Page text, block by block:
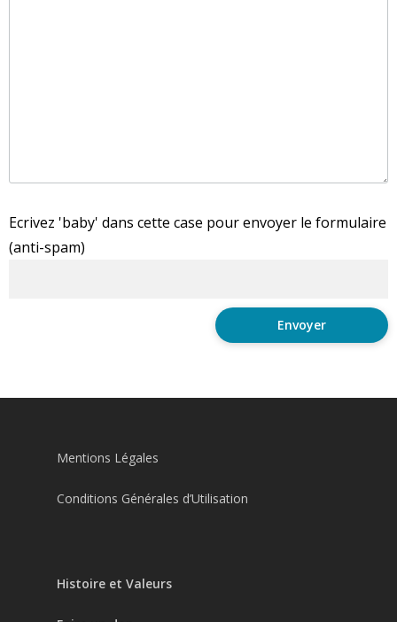
Ecrivez 'baby' dans cette case pour envoyer le formulaire
(anti-spam)
Mentions Légales
Conditions Générales d’Utilisation
Histoire et Valeurs